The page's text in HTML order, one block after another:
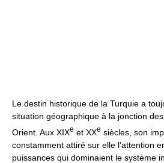
Le destin historique de la Turquie a
situation géographique à la jonction
Orient. Aux XIXe et XXe siècles, son
constamment attiré sur elle l’attention
puissances qui dominaient le système